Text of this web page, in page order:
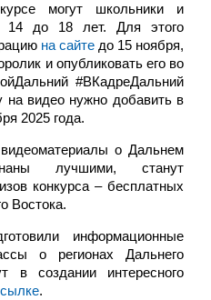
могут школьники и
14 до 18 лет. Для этого
на сайте до 15 ноября,
и опубликовать его во
#ВКадреДальний
видео нужно добавить в
2025 года.
о Дальнем
лучшими, станут
конкурса – бесплатных
Востока.
информационные
о регионах Дальнего
в создании интересного
.